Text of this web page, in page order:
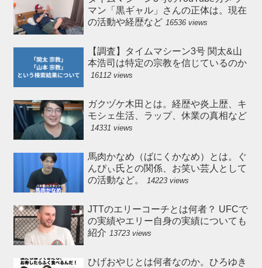
マン「黒ギャル」さんの正体は。現在
の活動や経歴など 16536 views
【調査】タイムマシーン3号 関太&山
本浩司は特定の宗教を信じているのか
16112 views
ガクヅケ木田とは。経歴や炎上歴、キ
モシェ生活、ラップ、休業の真相など
14331 views
馬肉かなめ（ばにくかなめ）とは。ぐ
んぴぃ氏との関係、お笑い芸人として
の活動など。
14223 views
JTTのエリーコーチとは何者？ UFCで
の実績やエリー自身の実績についても
紹介 13723 views
ひげおやじとは何者なのか。ひろゆき